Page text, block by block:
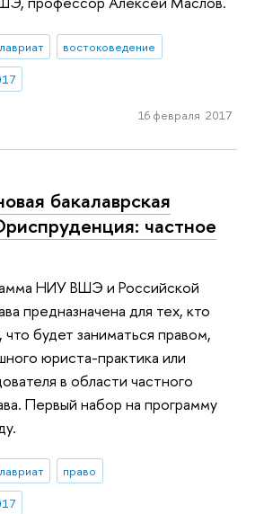
востоковедение
16 февраля 2017
бакалаврская
частное
НИУ ВШЭ и Российской
предназначена для тех, кто
будет заниматься правом,
юриста-практика или
в области частного
Первый набор на программу
право